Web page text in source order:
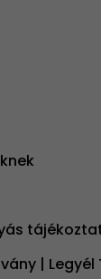
| Legyél